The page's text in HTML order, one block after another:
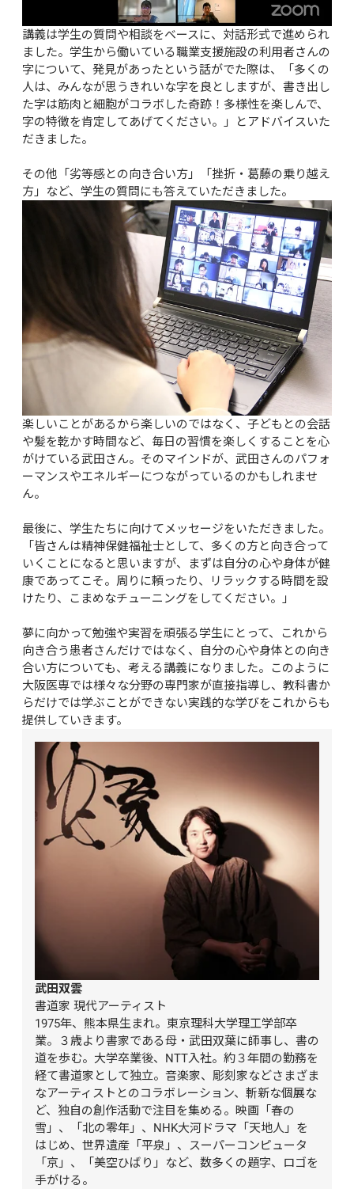
講義は学生の質問や相談をベースに、対話形式で進められ
ました。学生から働いている職業支援施設の利用者さんの
字について、発見があったという話がでた際は、「多くの
人は、みんなが思うきれいな字を良としますが、書き出し
た字は筋肉と細胞がコラボした奇跡！多様性を楽しんで、
字の特徴を肯定してあげてください。」とアドバイスいた
だきました。
その他「劣等感との向き合い方」「挫折・葛藤の乗り越え
方」など、学生の質問にも答えていただきました。
楽しいことがあるから楽しいのではなく、子どもとの会話
や髪を乾かす時間など、毎日の習慣を楽しくすることを心
がけている武田さん。そのマインドが、武田さんのパフォ
ーマンスやエネルギーにつながっているのかもしれませ
ん。
最後に、学生たちに向けてメッセージをいただきました。
「皆さんは精神保健福祉士として、多くの方と向き合って
いくことになると思いますが、まずは自分の心や身体が健
康であってこそ。周りに頼ったり、リラックする時間を設
けたり、こまめなチューニングをしてください。」
夢に向かって勉強や実習を頑張る学生にとって、これから
向き合う患者さんだけではなく、自分の心や身体との向き
合い方についても、考える講義になりました。このように
大阪医専では様々な分野の専門家が直接指導し、教科書か
らだけでは学ぶことができない実践的な学びをこれからも
提供していきます。
武田双雲
書道家 現代アーティスト
1975年、熊本県生まれ。東京理科大学理工学部卒
業。３歳より書家である母・武田双葉に師事し、書の
道を歩む。大学卒業後、NTT入社。約３年間の勤務を
経て書道家として独立。音楽家、彫刻家などさまざま
なアーティストとのコラボレーション、斬新な個展な
ど、独自の創作活動で注目を集める。映画「春の
雪」、「北の零年」、NHK大河ドラマ「天地人」を
はじめ、世界遺産「平泉」、スーパーコンピュータ
「京」、「美空ひばり」など、数多くの題字、ロゴを
手がける。